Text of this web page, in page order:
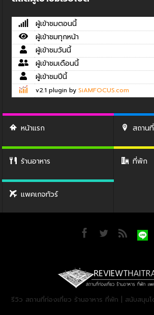
ผู้เข้าชมตอนนี้
ผู้เข้าชมทุกหน้า
ผู้เข้าชมวันนี้
ผู้เข้าชมเดือนนี้
ผู้เข้าชมปีนี้
v2.1 plugin by SiAMFOCUS.com
หน้าแรก สถาน
ร้านอาหาร ที่พัก
แพคเกจทัวร์
รีวิว สถานที่ท่องเที่ยว ร้านอาหาร ที่พัก | สนับสนุนโ